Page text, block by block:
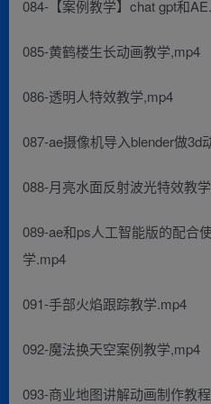
084-【案例教学】chat gpt和
085-黄鹤楼生长动画教学,mp4
086-透明人特效教学,mp4
087-ae摄像机导入blender做3d
088-月亮水面反射波光特效教
089-ae和ps人工智能版的配合
学.mp4
091-手部火焰跟踪教学.mp4
092-魔法换天空案例教学,mp4
093-商业地图讲解动画制作教